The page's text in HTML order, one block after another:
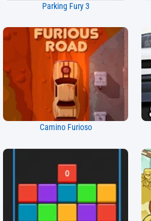
Parking Fury 3
Camino Furioso